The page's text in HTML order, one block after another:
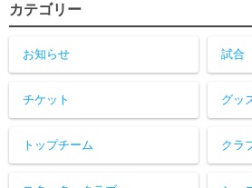
カテゴリー
お知らせ 試合
チケット グッ
トップチーム クラ